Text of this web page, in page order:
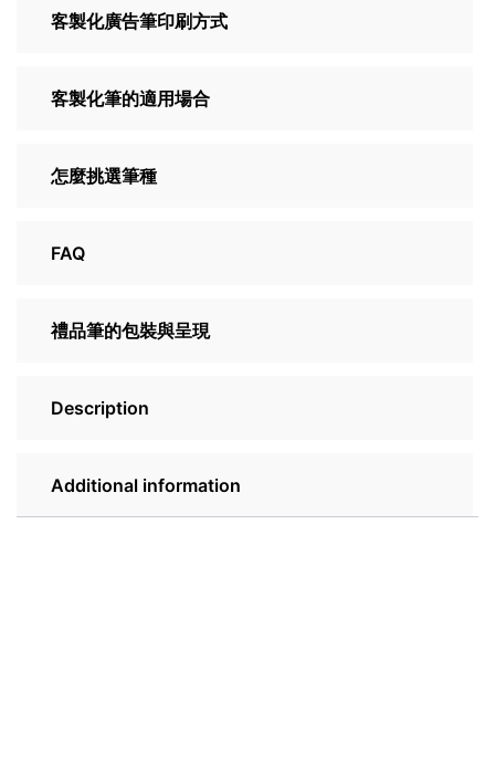
客製化廣告筆印刷方式
客製化筆的適用場合
怎麼挑選筆種
FAQ
禮品筆的包裝與呈現
Description
Additional information